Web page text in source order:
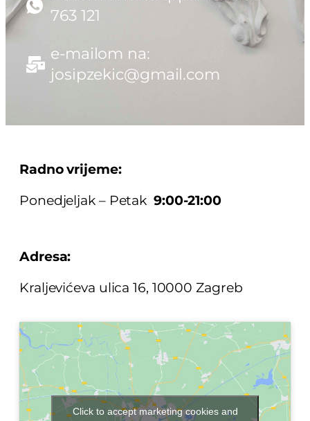
763 121
e-mailom na:
josipzekic@gmail.com
Radno vrijeme:
Ponedjeljak – Petak 9:00-21:00
Adresa:
Kraljevićeva ulica 16, 10000 Zagreb
Click to accept marketing cookies and